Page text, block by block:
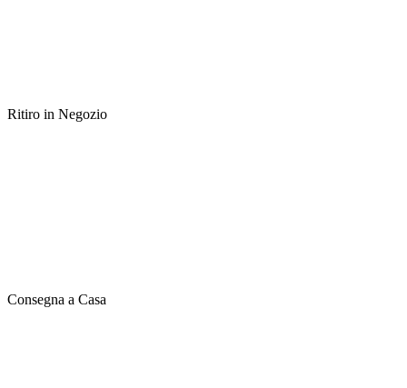
Ritiro in Negozio
Consegna a Casa